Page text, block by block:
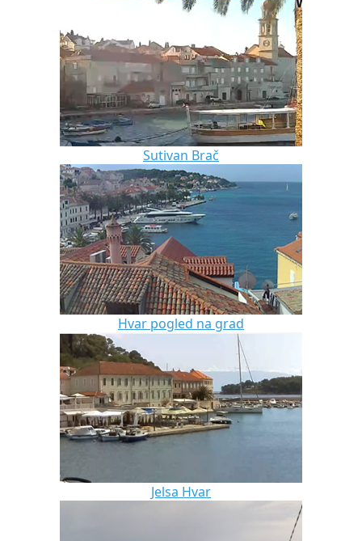
Sutivan Brač
Hvar pogled na grad
Jelsa Hvar